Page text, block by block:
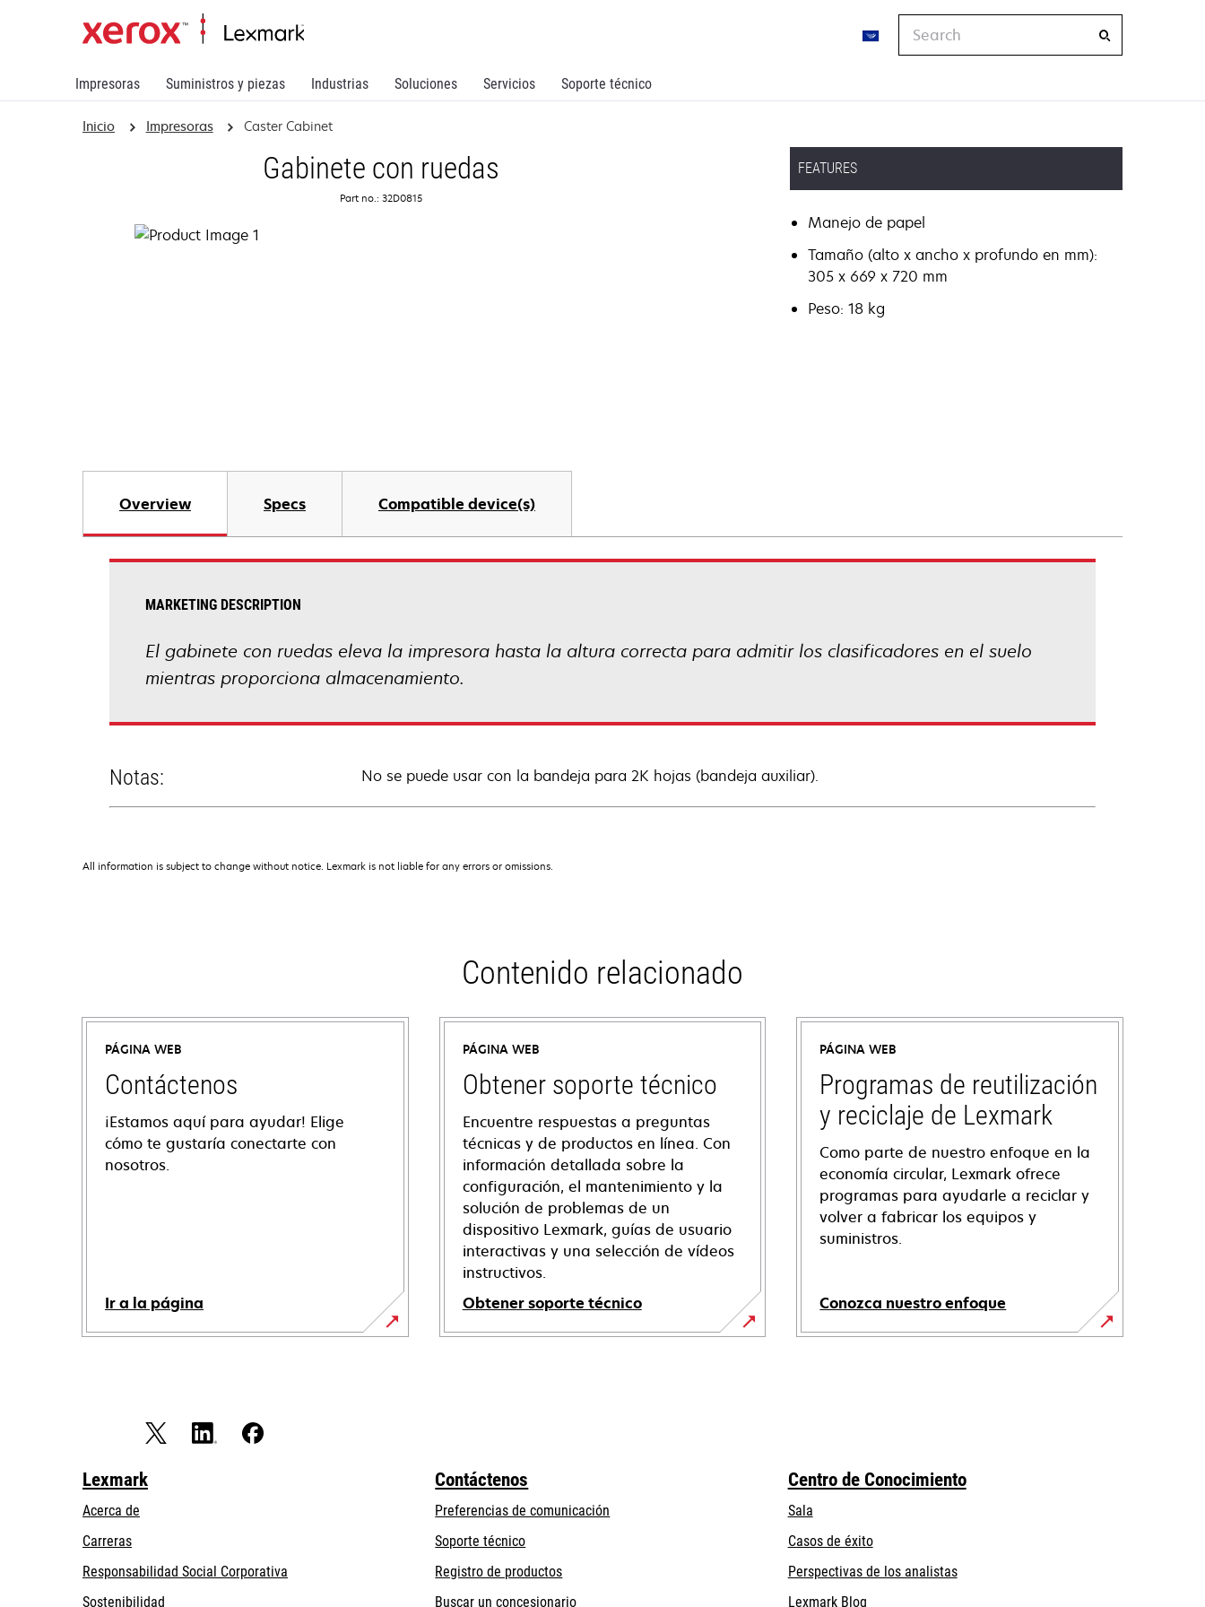
Impresoras Suministros y piezas Industrias Soluciones Servicios Soporte técnico
Inicio Impresoras Caster Cabinet
Gabinete con ruedas
Part no.: 32D0815
FEATURES
Manejo de papel
Tamaño (alto x ancho x profundo en mm):
305 x 669 x 720 mm
Peso: 18 kg
Overview Specs Compatible device(s)
MARKETING DESCRIPTION
El gabinete con ruedas eleva la impresora hasta la altura correcta para admitir los clasificadores en el suelo
mientras proporciona almacenamiento.
Notas: No se puede usar con la bandeja para 2K hojas (bandeja auxiliar).
All information is subject to change without notice. Lexmark is not liable for any errors or omissions.
Contenido relacionado
PÁGINA WEB
Contáctenos
¡Estamos aquí para ayudar! Elige
cómo te gustaría conectarte con
nosotros.
Ir a la página
PÁGINA WEB
Obtener soporte técnico
Encuentre respuestas a preguntas
técnicas y de productos en línea. Con
información detallada sobre la
configuración, el mantenimiento y la
solución de problemas de un
dispositivo Lexmark, guías de usuario
interactivas y una selección de vídeos
instructivos.
Obtener soporte técnico
opens
PÁGINA WEB
Programas de reutilización
y reciclaje de Lexmark
Como parte de nuestro enfoque en la
economía circular, Lexmark ofrece
programas para ayudarle a reciclar y
volver a fabricar los equipos y
suministros.
Conozca nuestro enfoque
Lexmark
Acerca de
Carreras
Responsabilidad Social Corporativa
Sostenibilidad
Contáctenos
Preferencias de comunicación
Soporte técnicoopens
in
a
Registro de productos
Buscar un concesionario
Centro de Conocimiento
Sala
Casos de éxito
Perspectivas de los analistas
Lexmark Blog